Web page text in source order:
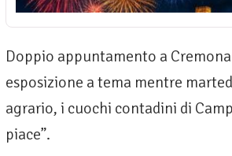
Doppio appuntamento a
esposizione a tema mentre
agrario, i cuochi contadini di
piace”.